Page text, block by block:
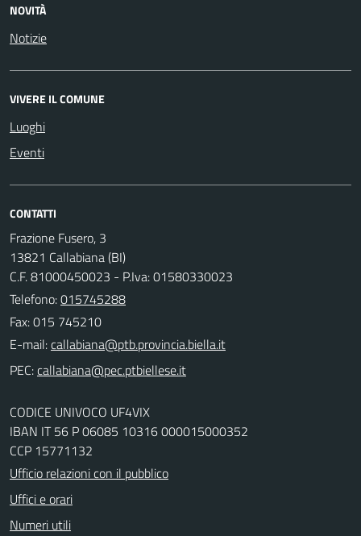
NOVITÀ
Notizie
VIVERE IL COMUNE
Luoghi
Eventi
CONTATTI
Frazione Fusero, 3
13821 Callabiana (BI)
C.F. 81000450023 - P.Iva: 01580330023
Telefono:015745288
Fax: 015 745210
E-mail:
PEC:
CODICE UNIVOCO UF4VIX
IBAN IT 56 P 06085 10316 000015000352
CCP 15771132
Ufficio relazioni con il pubblico
Uffici e orari
Numeri utili